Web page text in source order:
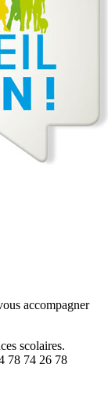
accompagner
scolaires.
78 74 26 78